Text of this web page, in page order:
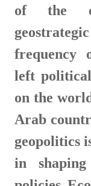
of the
frequency
left
on the
Arab
geopolitics
in